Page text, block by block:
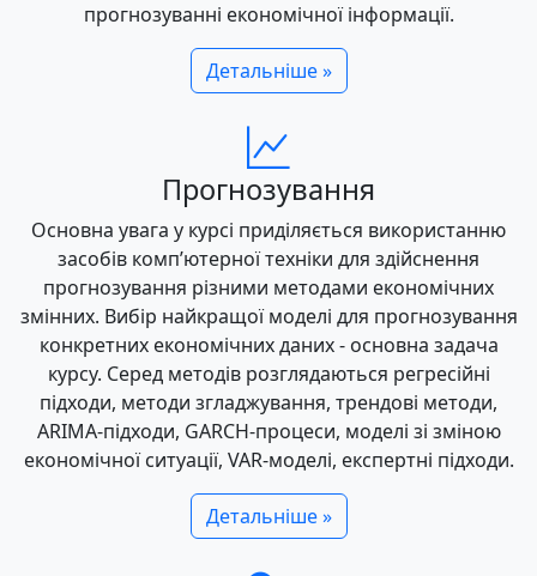
прогнозуванні економічної інформації.
Детальніше »
Прогнозування
Основна увага у курсі приділяється використанню
засобів комп’ютерної техніки для здійснення
прогнозування різними методами економічних
змінних. Вибір найкращої моделі для прогнозування
конкретних економічних даних - основна задача
курсу. Серед методів розглядаються регресійні
підходи, методи згладжування, трендові методи,
ARIMA-підходи, GARCH-процеси, моделі зі зміною
економічної ситуації, VAR-моделі, експертні підходи.
Детальніше »